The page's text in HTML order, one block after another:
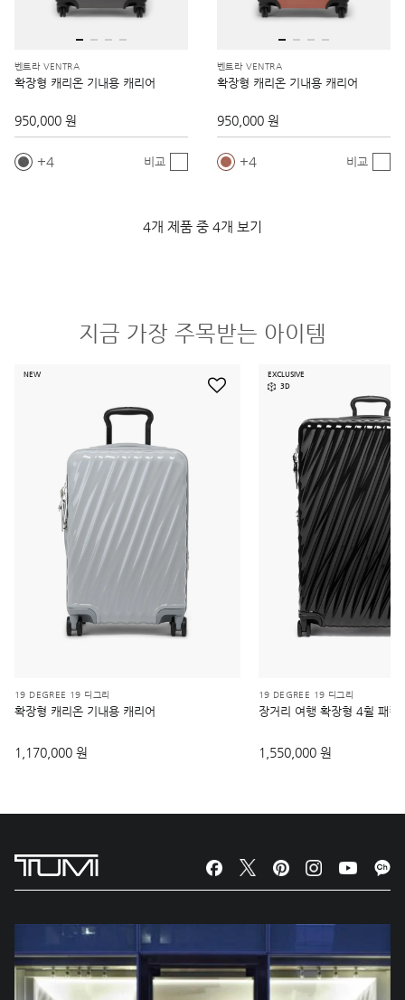
벤트라 VENTRA
확장형 캐리온 기내용 캐리어
950,000 원
4 비교
벤트라 VENTRA
확장형 캐리온 기내용 캐리어
950,000 원
4 비교
4개 제품 중 4개 보기
지금 가장 주목받는 아이템
NEW
19 DEGREE 19 디그리
확장형 캐리온 기내용 캐리어
1,170,000 원
EXCLUSIVE
3D
19 DEGREE 19 디그리
장거리 여행 확장형 4휠 패킹
1,550,000 원